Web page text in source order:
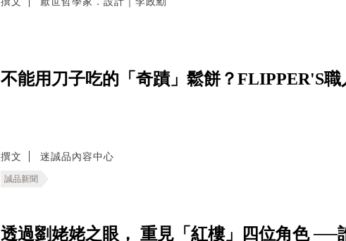
不能用刀子吃的「奇蹟」鬆餅？FLIPPER'S
撰文 迷誠品內容中心
誠品新聞
透過劉姥姥之眼， 重見「紅樓」四位角色 ──